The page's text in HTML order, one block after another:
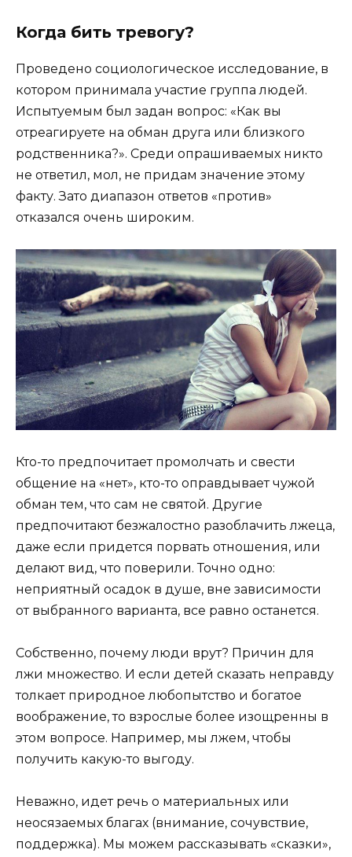
Когда бить тревогу?
Проведено социологическое исследование, в
котором принимала участие группа людей.
Испытуемым был задан вопрос: «Как вы
отреагируете на обман друга или близкого
родственника?». Среди опрашиваемых никто
не ответил, мол, не придам значение этому
факту. Зато диапазон ответов «против»
отказался очень широким.
Кто-то предпочитает промолчать и свести
общение на «нет», кто-то оправдывает чужой
обман тем, что сам не святой. Другие
предпочитают безжалостно разоблачить лжеца,
даже если придется порвать отношения, или
делают вид, что поверили. Точно одно:
неприятный осадок в душе, вне зависимости
от выбранного варианта, все равно останется.
Собственно, почему люди врут? Причин для
лжи множество. И если детей сказать неправду
толкает природное любопытство и богатое
воображение, то взрослые более изощренны в
этом вопросе. Например, мы лжем, чтобы
получить какую-то выгоду.
Неважно, идет речь о материальных или
неосязаемых благах (внимание, сочувствие,
поддержка). Мы можем рассказывать «сказки»,